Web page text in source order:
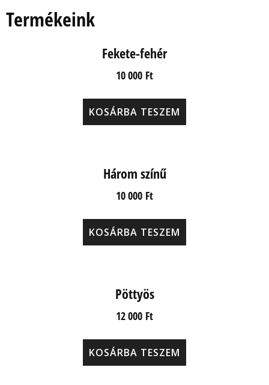
Termékeink
Fekete-fehér
10 000 Ft
KOSÁRBA TESZEM
Három színű
10 000 Ft
KOSÁRBA TESZEM
Pöttyös
12 000 Ft
KOSÁRBA TESZEM